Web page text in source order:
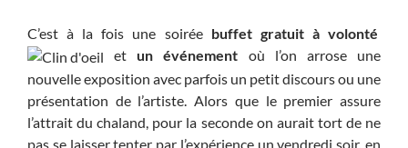
C’est à la fois une soirée buffet gratuit à volonté
et un événement où l’on arrose une
nouvelle exposition avec parfois un petit discours ou une
présentation de l’artiste. Alors que le premier assure
l’attrait du chaland, pour la seconde on aurait tort de ne
pas se laisser tenter par l’expérience un vendredi soir, en